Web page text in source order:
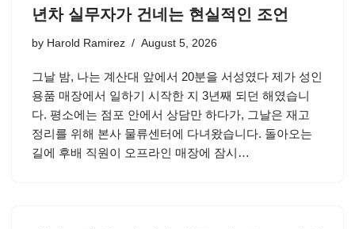
년차 실무자가 건네는 현실적인 조언
by Harold Ramirez August 5, 2026
그날 밤, 나는 계산대 앞에서 20분을 서성였다 제가 성인
용품 매장에서 일하기 시작한 지 3년째 되던 해였습니
다. 평소에는 점포 안에서 상담만 하다가, 그날은 재고
정리를 위해 본사 물류센터에 다녀왔습니다. 돌아오는
길에 후배 직원이 오프라인 매장에 잠시…